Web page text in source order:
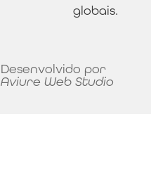
globais.
Desenvolvido por
Aviure Web Studio